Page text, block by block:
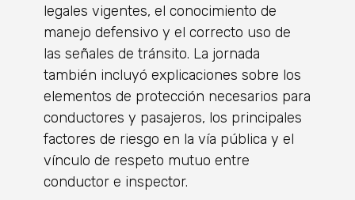
legales vigentes, el conocimiento de
manejo defensivo y el correcto uso de
las señales de tránsito. La jornada
también incluyó explicaciones sobre los
elementos de protección necesarios para
conductores y pasajeros, los principales
factores de riesgo en la vía pública y el
vínculo de respeto mutuo entre
conductor e inspector.